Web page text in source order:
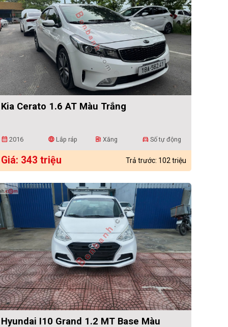
Kia Cerato 1.6 AT Màu Trắng
calendar_month 2016 language Lắp ráp ev_station Xăng directions_car Số tự động
Giá: 343 triệu Trả trước: 102 triệu
Hyundai I10 Grand 1.2 MT Base Màu